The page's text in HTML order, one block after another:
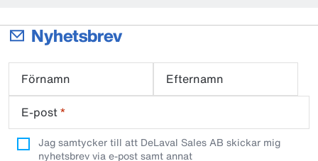
Nyhetsbrev
Förnamn
Efternamn
E-post*
Jag samtycker till att DeLaval Sales AB skickar mig
nyhetsbrev via e-post samt annat